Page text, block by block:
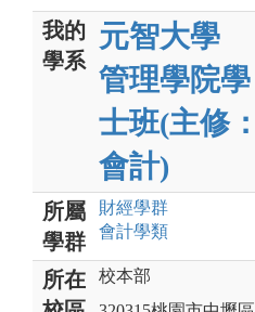
我的
學系
元智大學
管理學院學
士班(主修：
會計)
所屬
學群
財經學群
會計學類
所在
校本部